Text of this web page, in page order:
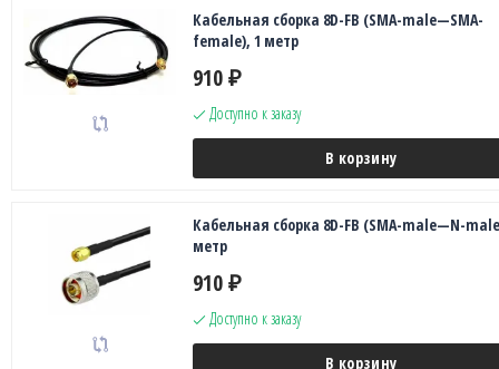
Кабельная сборка 8D-FB (SMA-male—SMA-
female), 1 метр
910 ₽
Доступно к заказу
В корзину
Кабельная сборка 8D-FB (SMA-male—N-
метр
910 ₽
Доступно к заказу
В корзину